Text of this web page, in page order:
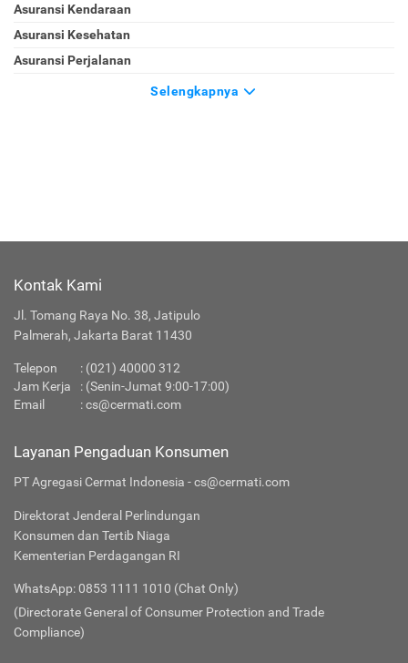
Asuransi Kendaraan
Asuransi Kesehatan
Asuransi Perjalanan
Selengkapnya
Kontak Kami
Jl. Tomang Raya No. 38, Jatipulo
Palmerah, Jakarta Barat 11430
Telepon : (021) 40000 312
Jam Kerja
: (Senin-Jumat 9:00-17:00)
Email
:cs@cermati.com
Layanan Pengaduan Konsumen
PT Agregasi Cermat Indonesia - cs@cermati.com
Direktorat Jenderal Perlindungan
Konsumen dan Tertib Niaga
Kementerian Perdagangan RI
WhatsApp: 0853 1111 1010 (Chat Only)
(Directorate General of Consumer Protection and Trade
Compliance)